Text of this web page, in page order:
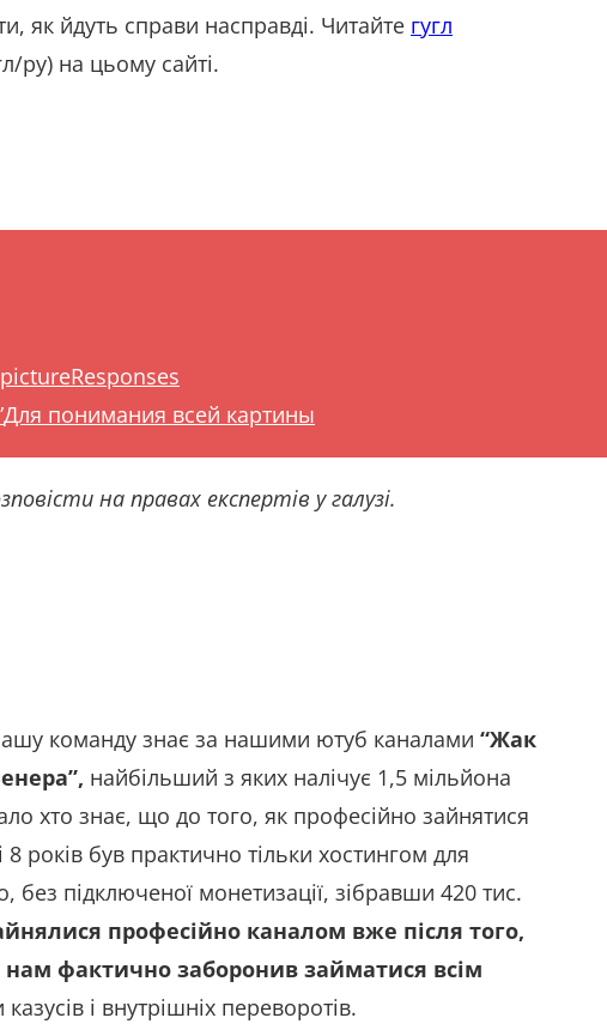
як йдуть справи насправді. Читайте гугл
ру) на цьому сайті.
Responses
Для понимания всей картины
на правах експертів у галузі.
команду знає за нашими ютуб каналами “Жак
найбільший з яких налічує 1,5 мільйона
хто знає, що до того, як професійно зайнятися
років був практично тільки хостингом для
без підключеної монетизації, зібравши 420 тис.
професійно каналом вже після того,
нам фактично заборонив займатися всім
казусів і внутрішніх переворотів.